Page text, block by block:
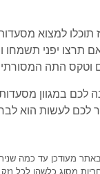
למצוא מסעדות
תרצו יפני תשמחו
וטקס התה
לכם במגוון
לכם לעשות הוא
מעודכן עד כמה
מסוג כלשהו לכל